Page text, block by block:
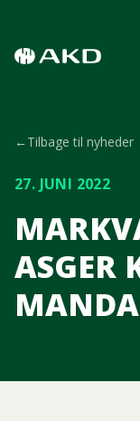
←Tilbage til nyheder
27. JUNI 2022
ASGER